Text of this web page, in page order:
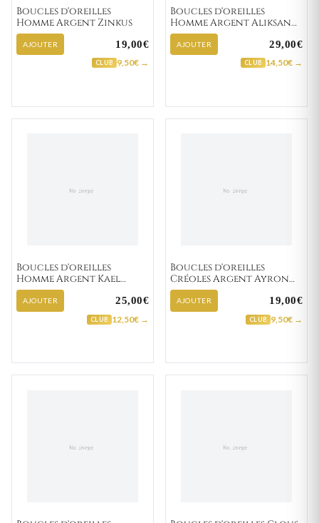
Boucles d'oreilles
Homme Argent Zinkus
AJOUTER 19,00€
CLUB 9,50€ →
Boucles d'oreilles
Homme Argent Aliksan
Texturé
AJOUTER 29,00€
CLUB 14,50€ →
Boucles d'oreilles
Homme Argent Kael
Texturé
AJOUTER 25,00€
CLUB 12,50€ →
Boucles d'oreilles
Créoles Argent Ayron
Minimaliste
AJOUTER 19,00€
CLUB 9,50€ →